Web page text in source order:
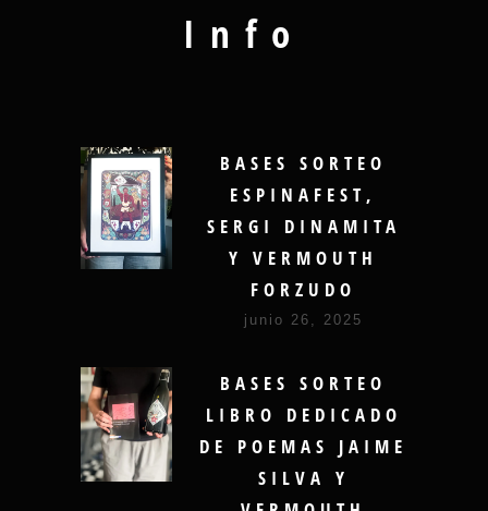
Info
BASES SORTEO
ESPINAFEST,
SERGI DINAMITA
Y VERMOUTH
FORZUDO
junio 26, 2025
BASES SORTEO
LIBRO DEDICADO
DE POEMAS JAIME
SILVA Y